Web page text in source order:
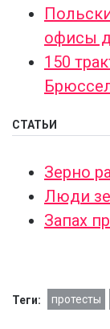
офисы
150
СТАТЬИ
Зерно
Люди
Запах
Теги: протесты